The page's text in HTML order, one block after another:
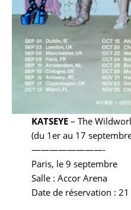
KATSEYE– The
(du 1er au 17
————————-
Paris, le 9 septembre
Salle : Accor Arena
Date de réservation :